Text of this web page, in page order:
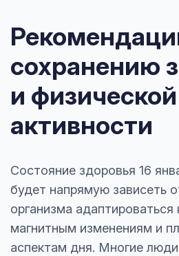
сохранению
и физической
активности
Состояние здоровья 16
будет напрямую зависеть
организма
магнитным изменениям и
аспектам дня. Многие